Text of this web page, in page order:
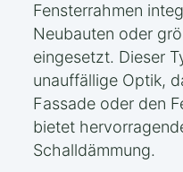
Fensterrahmen
Neubauten oder
eingesetzt. Dieser
unauffällige Optik,
Fassade oder den
bietet
Schalldämmung.